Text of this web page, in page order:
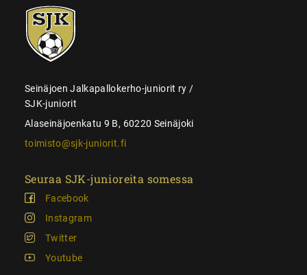
SJK-
juniorit
Seinäjoen Jalkapallokerho-juniorit ry /
SJK-juniorit
Alaseinäjoenkatu 9 B, 60220 Seinäjoki
toimisto@sjk-juniorit.fi
Seuraa SJK-junioreita somessa
Facebook
Instagram
Twitter
Youtube